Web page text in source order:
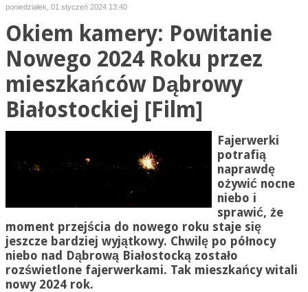
poniedziałek, 01 styczeń 2024 13:40
Okiem kamery: Powitanie
Nowego 2024 Roku przez
mieszkańców Dąbrowy
Białostockiej [Film]
Fajerwerki
potrafią
naprawdę
ożywić nocne
niebo i
sprawić, że
moment przejścia do nowego roku staje się
jeszcze bardziej wyjątkowy. Chwilę po północy
niebo nad Dąbrową Białostocką zostało
rozświetlone fajerwerkami. Tak mieszkańcy witali
nowy 2024 rok.